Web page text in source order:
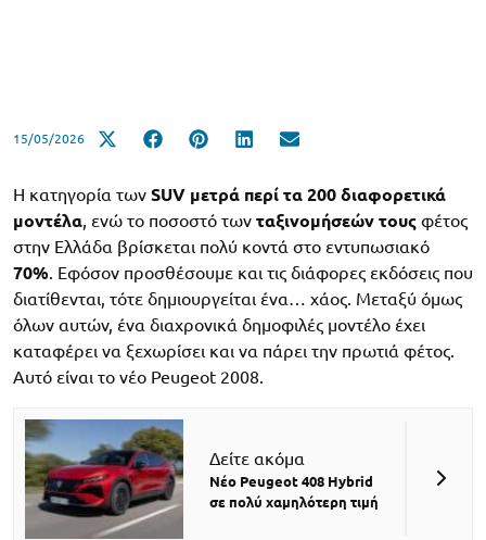
15/05/2026
Η κατηγορία των SUV μετρά περί τα 200 διαφορετικά
μοντέλα, ενώ το ποσοστό των ταξινομήσεών τους φέτος
στην Ελλάδα βρίσκεται πολύ κοντά στο εντυπωσιακό
70%. Εφόσον προσθέσουμε και τις διάφορες εκδόσεις που
διατίθενται, τότε δημιουργείται ένα… χάος. Μεταξύ όμως
όλων αυτών, ένα διαχρονικά δημοφιλές μοντέλο έχει
καταφέρει να ξεχωρίσει και να πάρει την πρωτιά φέτος.
Αυτό είναι το νέο Peugeot 2008.
Δείτε ακόμα
Νέο Peugeot 408 Hybrid
σε πολύ χαμηλότερη τιμή